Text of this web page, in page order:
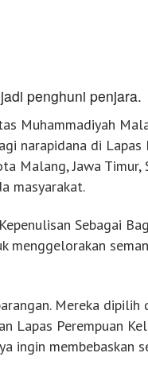
penghuni penjara.
Muhammadiyah
narapidana di Lapas
Malang, Jawa
masyarakat.
Sebagai
menggelorakan
Mereka dipilih
Lapas Perempuan
ingin membebaskan